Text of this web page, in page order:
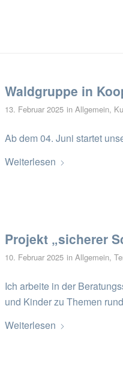
Waldgruppe in
13. Februar 2025 in Allgemein,
Ab dem 04. Juni startet
Weiterlesen
Projekt „sicherer
10. Februar 2025 in Allgemein,
Ich arbeite in der
und Kinder zu Themen
Weiterlesen